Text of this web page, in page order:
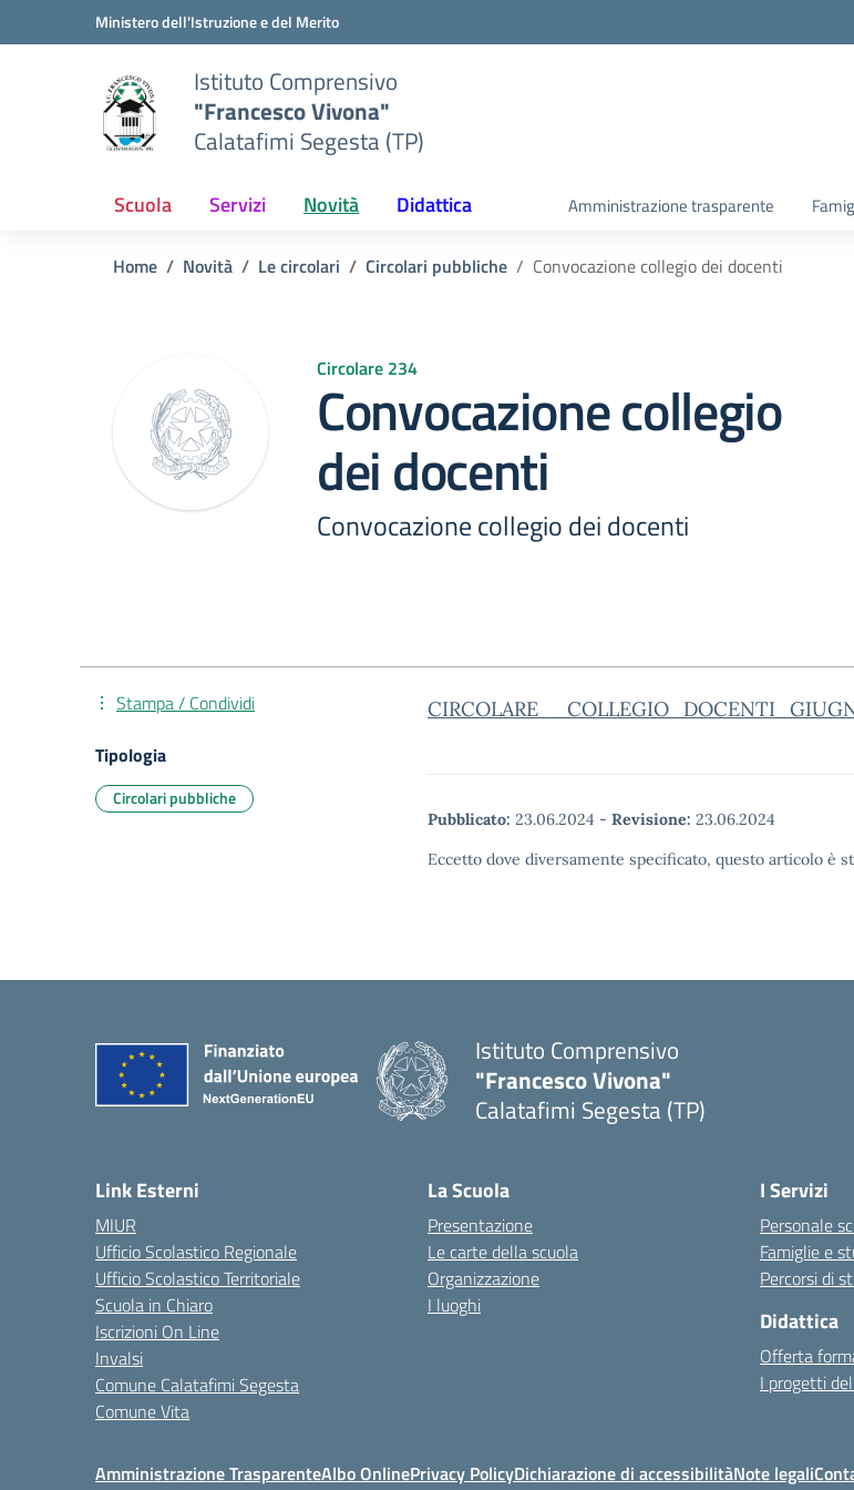
Vai ai contenuti
Vai al menu di navigazioneMinistero dell'Istruzione e del Merito
Istituto Comprensivo
"Francesco Vivona"
Calatafimi Segesta (TP)
Scuola Servizi Novità Didattica Amministrazione trasparente
Home Novità Le circolari Circolari pubbliche Convocazione collegio dei docenti
Circolare 234
Convocazione collegio
dei docenti
Convocazione collegio dei docenti
Pubblicato: 23.06.2024 - Revisione: 23.06.2024
Eccetto dove diversamente specificato, questo articolo è
Stampa / Condividi
Tipologia
Circolari pubbliche
Istituto Comprensivo
"Francesco Vivona"
Calatafimi Segesta (TP)
Link Esterni
MIUR
Ufficio Scolastico Regionale
Ufficio Scolastico Territoriale
Scuola in Chiaro
Iscrizioni On Line
Invalsi
Comune Calatafimi Segesta
Comune Vita
La Scuola
Presentazione
Le carte della scuola
Organizzazione
I luoghi
I Servizi
Personale
Famiglie e
Percorsi di
Didattica
Offerta
I progetti
Amministrazione TrasparenteAlbo OnlinePrivacy PolicyDichiarazione di accessibilitàNote legali